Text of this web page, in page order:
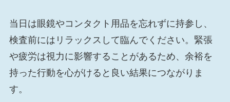
当日は眼鏡やコンタクト用品を忘れずに持参し、
検査前にはリラックスして臨んでください。緊張
や疲労は視力に影響することがあるため、余裕を
持った行動を心がけると良い結果につながりま
す。